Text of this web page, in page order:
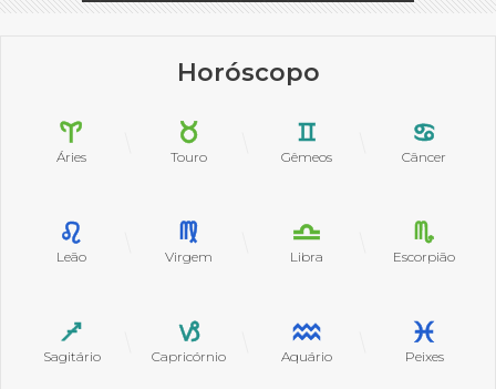
Horóscopo
Áries Touro Gêmeos Câncer
Leão Virgem Libra Escorpião
Sagitário Capricórnio Aquário Peixes